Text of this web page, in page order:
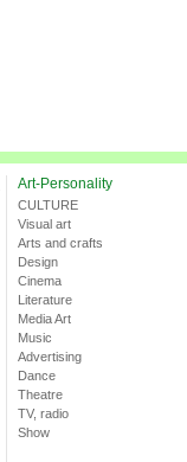
Art-Personality
CULTURE
Visual art
Arts and crafts
Design
Cinema
Literature
Media Art
Music
Advertising
Dance
Theatre
TV, radio
Show